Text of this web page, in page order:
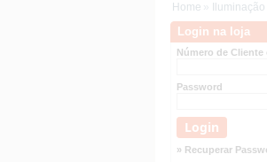
Home » Iluminação
Login na loja
Número de Cliente
Password
» Recuperar